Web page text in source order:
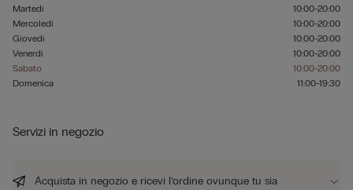
Martedì
10:00-20:00
Mercoledì
10:00-20:00
Giovedì
10:00-20:00
Venerdì
10:00-20:00
Sabato
10:00-20:00
Domenica
11:00-19:30
Servizi in negozio
Acquista in negozio e ricevi l’ordine ovunque tu sia